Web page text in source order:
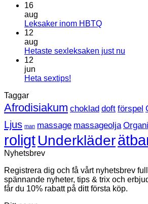
16
aug
Leksaker inom HBTQInga
Leksaker
12
aug
Hetaste sexleksaken just nu
12
jun
Heta sextips!
Heta
sextips!
Taggar
Afrodisiakum choklad doft förspel
Ljus man massage massageolja
roligtUnderkläder
Nyhetsbrev
Registrera dig och få vårt nyhetsbrev
spännande nyheter, tips & trix och
får du 10% rabatt på ditt första köp.